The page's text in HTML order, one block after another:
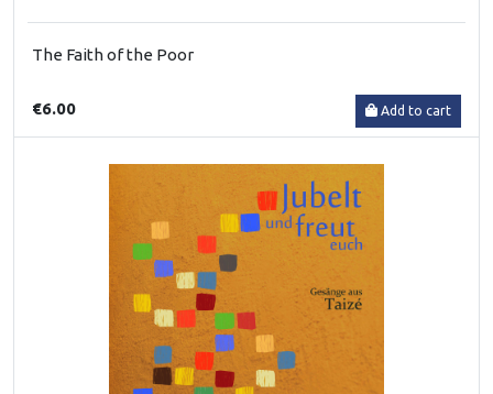
The Faith of the Poor
€6.00 Add to cart